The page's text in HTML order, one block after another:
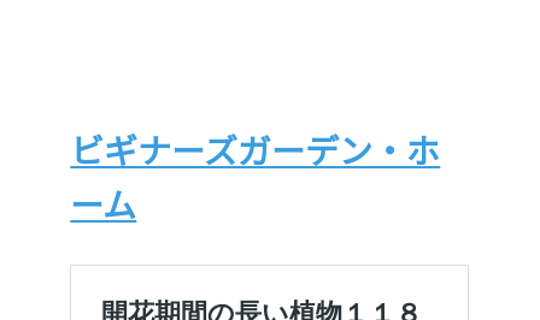
ビギナーズガーデン・ホ
ーム